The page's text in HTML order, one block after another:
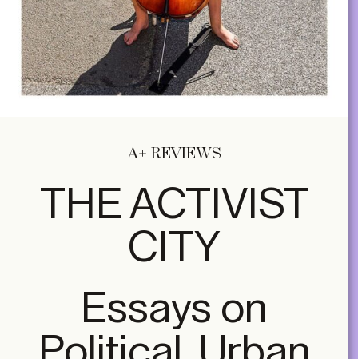
A+ REVIEWS
THE ACTIVIST
CITY
Essays on